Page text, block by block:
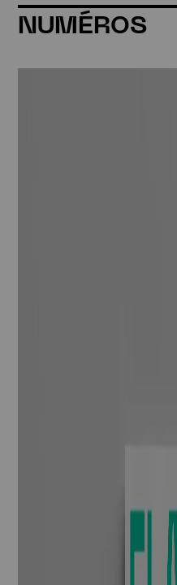
NUMÉROS